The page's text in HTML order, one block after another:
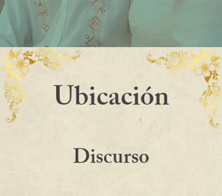
Ubicación
Discurso